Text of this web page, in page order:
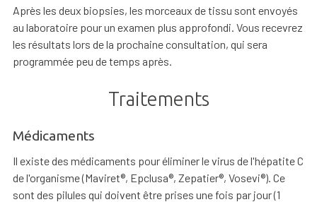
Après les deux biopsies, les morceaux de tissu sont envoyés
au laboratoire pour un examen plus approfondi. Vous recevrez
les résultats lors de la prochaine consultation, qui sera
programmée peu de temps après.
Traitements
Médicaments
Il existe des médicaments pour éliminer le virus de l'hépatite C
de l'organisme (Maviret®, Epclusa®, Zepatier®, Vosevi®). Ce
sont des pilules qui doivent être prises une fois par jour (1